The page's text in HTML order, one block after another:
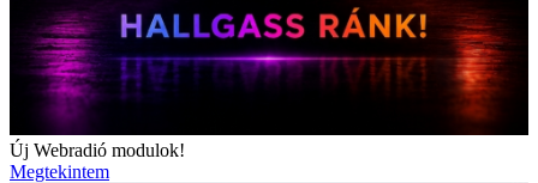
Új Webradió modulok!
Megtekintem